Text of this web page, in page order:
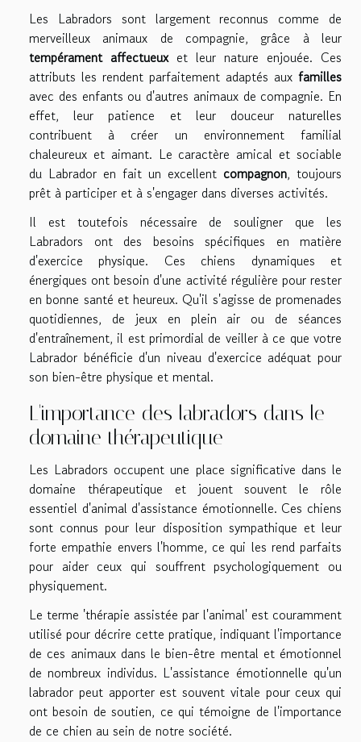
Les Labradors sont largement reconnus comme de
merveilleux animaux de compagnie, grâce à leur
tempérament affectueuxet leur nature enjouée. Ces
attributs les rendent parfaitement adaptés aux familles
avec des enfants ou d'autres animaux de compagnie. En
effet, leur patience et leur douceur naturelles
contribuent à créer un environnement familial
chaleureux et aimant. Le caractère amical et sociable
du Labrador en fait un excellent compagnon, toujours
prêt à participer et à s'engager dans diverses activités.
Il est toutefois nécessaire de souligner que les
Labradors ont des besoins spécifiques en matière
d'exercice physique. Ces chiens dynamiques et
énergiques ont besoin d'une activité régulière pour rester
en bonne santé et heureux. Qu'il s'agisse de promenades
quotidiennes, de jeux en plein air ou de séances
d'entraînement, il est primordial de veiller à ce que votre
Labrador bénéficie d'un niveau d'exercice adéquat pour
son bien-être physique et mental.
L'importance des labradors dans le
domaine thérapeutique
Les Labradors occupent une place significative dans le
domaine thérapeutique et jouent souvent le rôle
essentiel d'animal d'assistance émotionnelle. Ces chiens
sont connus pour leur disposition sympathique et leur
forte empathie envers l'homme, ce qui les rend parfaits
pour aider ceux qui souffrent psychologiquement ou
physiquement.
Le terme 'thérapie assistée par l'animal' est couramment
utilisé pour décrire cette pratique, indiquant l'importance
de ces animaux dans le bien-être mental et émotionnel
de nombreux individus. L'assistance émotionnelle qu'un
labrador peut apporter est souvent vitale pour ceux qui
ont besoin de soutien, ce qui témoigne de l'importance
de ce chien au sein de notre société.